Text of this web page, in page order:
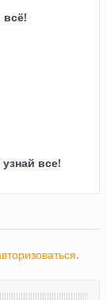
все!
.